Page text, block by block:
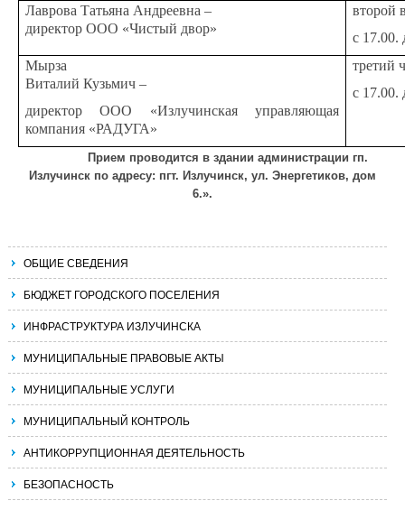
Лаврова Татьяна Андреевна ‒
директор ООО «Чистый двор»
второй
с 17.00.
Мырза
Виталий Кузьмич –
директор ООО «Излучинская управляющая
компания «РАДУГА»
третий
с 17.00.
Прием проводится в здании администрации гп.
Излучинск по адресу: пгт. Излучинск, ул. Энергетиков, дом
6.».
ОБЩИЕ СВЕДЕНИЯ
БЮДЖЕТ ГОРОДСКОГО ПОСЕЛЕНИЯ
ИНФРАСТРУКТУРА ИЗЛУЧИНСКА
МУНИЦИПАЛЬНЫЕ ПРАВОВЫЕ АКТЫ
МУНИЦИПАЛЬНЫЕ УСЛУГИ
МУНИЦИПАЛЬНЫЙ КОНТРОЛЬ
АНТИКОРРУПЦИОННАЯ ДЕЯТЕЛЬНОСТЬ
БЕЗОПАСНОСТЬ